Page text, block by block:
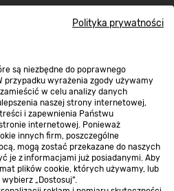
Polityka prywatności
są niezbędne do poprawnego
przypadku wyrażenia zgody używamy
w celu analizy danych
naszej strony internetowej,
i zapewnienia Państwu
internetowej. Ponieważ
innych firm, poszczególne
mogą zostać przekazane do naszych
je z informacjami już posiadanymi. Aby
plików cookie, których używamy, lub
„Dostosuj”.